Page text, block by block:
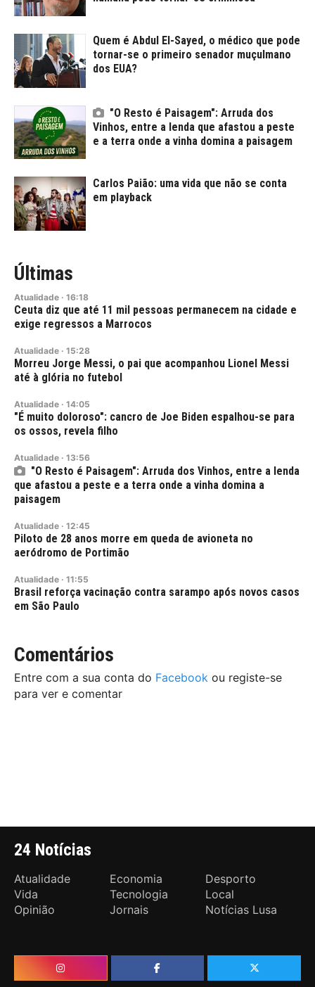
Quem é Abdul El-Sayed, o médico que pode
tornar-se o primeiro senador muçulmano
dos EUA?
"O Resto é Paisagem": Arruda dos
Vinhos, entre a lenda que afastou a peste
e a terra onde a vinha domina a paisagem
Carlos Paião: uma vida que não se conta
em playback
Últimas
Atualidade · 16:18
Ceuta diz que até 11 mil pessoas permanecem na cidade e
exige regressos a Marrocos
Atualidade · 15:28
Morreu Jorge Messi, o pai que acompanhou Lionel Messi
até à glória no futebol
Atualidade · 14:05
"É muito doloroso": cancro de Joe Biden espalhou-se para
os ossos, revela filho
Atualidade · 13:56
"O Resto é Paisagem": Arruda dos Vinhos, entre a lenda
que afastou a peste e a terra onde a vinha domina a
paisagem
Atualidade · 12:45
Piloto de 28 anos morre em queda de avioneta no
aeródromo de Portimão
Atualidade · 11:55
Brasil reforça vacinação contra sarampo após novos casos
em São Paulo
Comentários
Entre com a sua conta do Facebook ou registe-se
para ver e comentar
24 Notícias
Atualidade Economia
Desporto
Vida
Tecnologia
Local
Opinião
Jornais Notícias Lusa